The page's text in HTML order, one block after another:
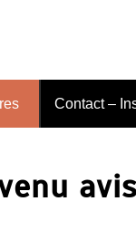
Contact –
avis